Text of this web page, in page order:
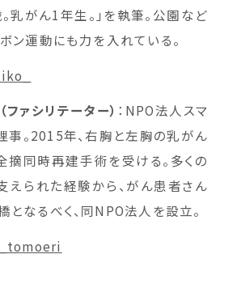
乳がん1年生。」を執筆。公園など
ン運動にも力を入れている。
ァシリテーター） ：NPO法人スマ
事。2015年、右胸と左胸の乳がん
摘同時再建手術を受ける。多くの
えられた経験から、がん患者さん
となるべく、同NPO法人を設立。